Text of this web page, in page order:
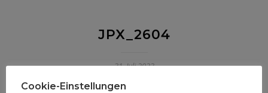
JPX_2604
31. Juli 2023
Cookie-Einstellungen